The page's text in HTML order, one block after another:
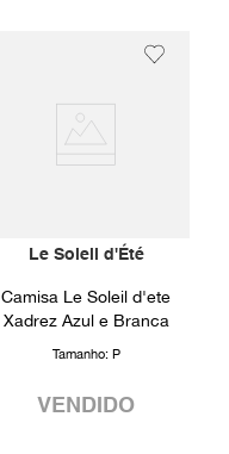
Le Soleil d'Été
Camisa Le Soleil d'ete
Xadrez Azul e Branca
Tamanho: P
VENDIDO